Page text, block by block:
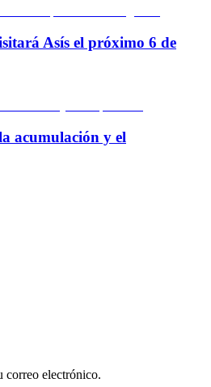
Asís el próximo 6 de
acumulación y el
correo electrónico.